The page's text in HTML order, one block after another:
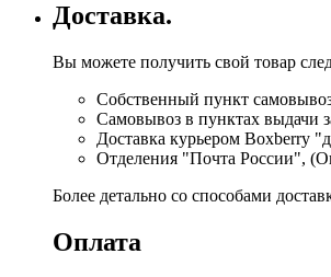
Доставка.
Вы можете получить свой товар
Собственный пункт
Самовывоз в пунктах выдачи
Доставка курьером Boxberry
Отделения "Почта России",
Более детально со способами
Оплата